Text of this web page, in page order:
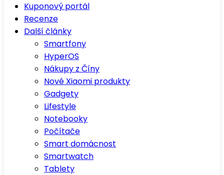
Kuponový portál
Recenze
Další články
Smartfony
HyperOS
Nákupy z Číny
Nové Xiaomi produkty
Gadgety
Lifestyle
Notebooky
Počítače
Smart domácnost
Smartwatch
Tablety